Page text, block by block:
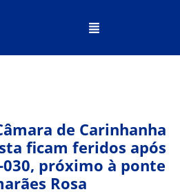
de Carinhanha
ficam feridos após
030, próximo à ponte
Rosa